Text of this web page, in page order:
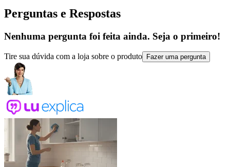
Perguntas e Respostas
Nenhuma pergunta foi feita ainda. Seja o primeiro!
Tire sua dúvida com a loja sobre o produto Fazer uma pergunta